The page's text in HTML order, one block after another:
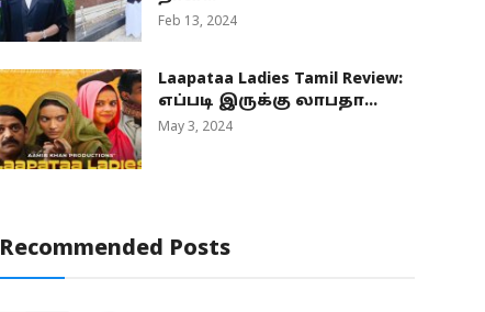
Feb 13, 2024
Laapataa Ladies Tamil Review:
எப்படி இருக்கு லாபதா...
May 3, 2024
Recommended Posts